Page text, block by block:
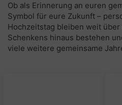
Ob als Erinnerung an euren
Symbol für eure Zukunft –
Hochzeitstag bleiben weit
Schenkens hinaus bestehen
viele weitere gemeinsame